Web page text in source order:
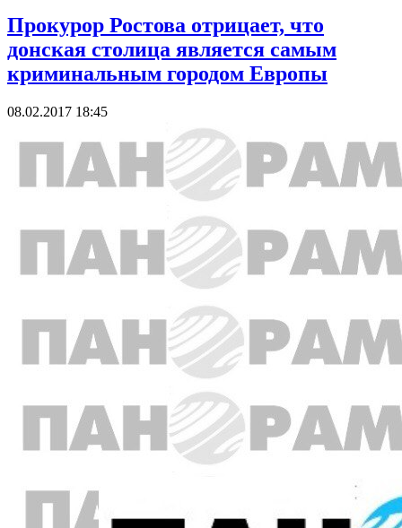
Прокурор Ростова отрицает, что
донская столица является самым
криминальным городом Европы
08.02.2017 18:45